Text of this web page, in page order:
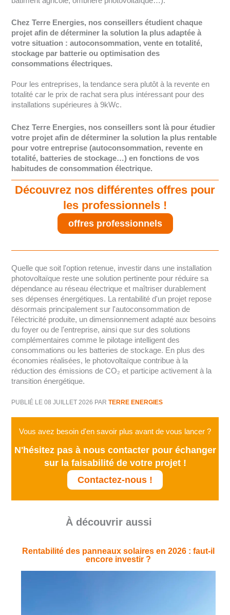
Chez Terre Energies, nos conseillers étudient chaque
projet afin de déterminer la solution la plus adaptée à
votre situation : autoconsommation, vente en totalité,
stockage par batterie ou optimisation des
consommations électriques.
Pour les entreprises, la tendance sera plutôt à la revente en
totalité car le prix de rachat sera plus intéressant pour des
installations supérieures à 9kWc.
Chez Terre Energies, nos conseillers sont là pour étudier
votre projet afin de déterminer la solution la plus rentable
pour votre entreprise (autoconsommation, revente en
totalité, batteries de stockage…) en fonctions de vos
habitudes de consommation électrique.
Découvrez nos différentes offres pour
les professionnels !
offres professionnels
Quelle que soit l'option retenue, investir dans une installation
photovoltaïque reste une solution pertinente pour réduire sa
dépendance au réseau électrique et maîtriser durablement
ses dépenses énergétiques. La rentabilité d'un projet repose
désormais principalement sur l'autoconsommation de
l'électricité produite, un dimensionnement adapté aux besoins
du foyer ou de l'entreprise, ainsi que sur des solutions
complémentaires comme le pilotage intelligent des
consommations ou les batteries de stockage. En plus des
économies réalisées, le photovoltaïque contribue à la
réduction des émissions de CO₂ et participe activement à la
transition énergétique.
PUBLIÉ LE 08 JUILLET 2026 PAR TERRE ENERGIES
Vous avez besoin d'en savoir plus avant de vous lancer ?
N'hésitez pas à nous contacter pour échanger
sur la faisabilité de votre projet !
Contactez-nous !
À découvrir aussi
Rentabilité des panneaux solaires en 2026 : faut-il
encore investir ?